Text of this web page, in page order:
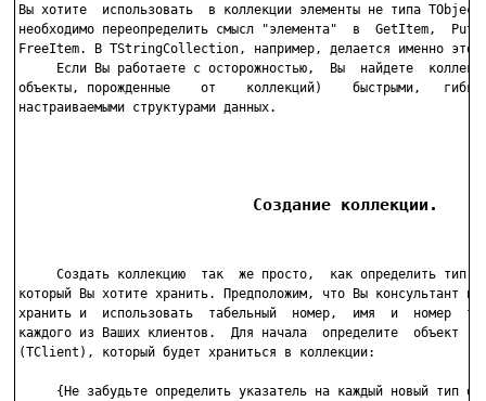
Вы хотите  использовать  в коллекции элементы не типа
необходимо переопределить смысл "элемента"  в  GetItem,
FreeItem. В TStringCollection, например, делается именно это.
Если Вы работаете с осторожностью,  Вы  найдете
объекты, порожденные    от    коллекций)    быстрыми,
настраиваемыми структурами данных.
                        Создание коллекции.
Создать коллекцию  так  же просто,  как определить тип
который Вы хотите хранить. Предположим, что Вы консультант и
хранить и  использовать  табельный  номер,  имя  и  номер
каждого из Ваших клиентов.  Для начала  определите  объект
(TClient), который будет храниться в коллекции:
{Не забудьте определить указатель на каждый новый тип